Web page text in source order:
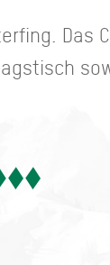
Das